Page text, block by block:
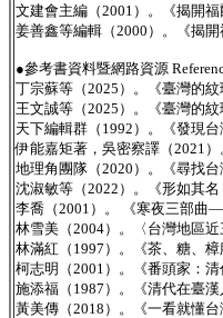
文建會主編（2001）。《揭開
姜善鑫等編輯（2000）。《揭
●參考書資料暨網路資源
丁宗蘇等（2025）。《臺灣的
王文誠等（2025）。《臺灣的
天下編輯群（1992）。《發現
伊能嘉矩著，吳密察譯（2021
地理角團隊（2020）。《尋找
沈淑敏等（2022）。《形如其
李喬（2001）。 《寒夜三部曲
林雪美（2004）。〈台灣地區
林滿紅（1997）。《茶、糖、
柯志明（2001）。《番頭家：
施添福（1987）。《清代在臺
黃美傳（2018）。《一看就懂